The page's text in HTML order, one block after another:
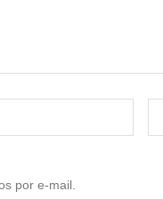
por e-mail.